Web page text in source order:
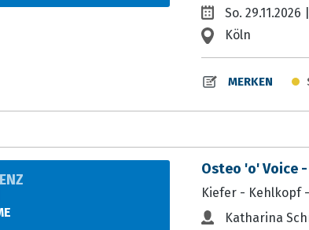
So.
Köln
MERKEN
Osteo 'o' Voice
Kiefer - Kehlkopf
Katharina